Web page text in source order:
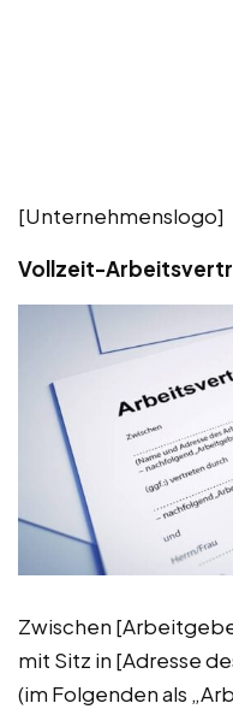
[Unternehmenslogo]
Vollzeit-
Zwischen
mit Sitz in [Adresse
(im Folgenden als